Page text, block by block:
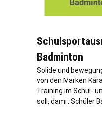
Badminton
Solide und
von den Marken
Training im Schul-
soll, damit Schüler